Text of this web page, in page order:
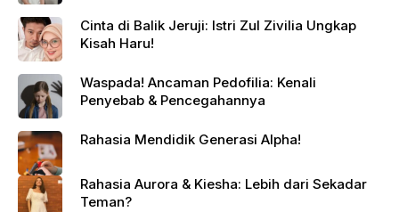
Cinta di Balik Jeruji: Istri Zul Zivilia Ungkap
Kisah Haru!
Waspada! Ancaman Pedofilia: Kenali
Penyebab & Pencegahannya
Rahasia Mendidik Generasi Alpha!
Rahasia Aurora & Kiesha: Lebih dari Sekadar
Teman?